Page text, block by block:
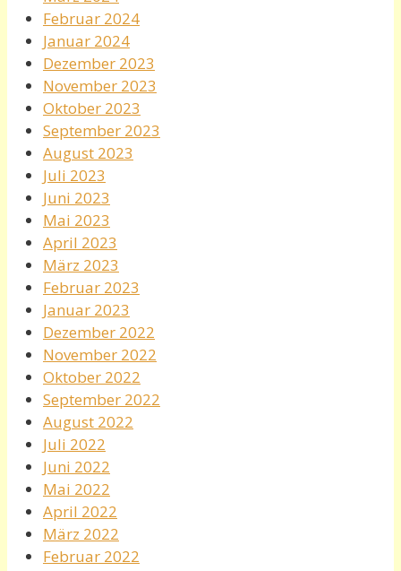
Februar 2024
Januar 2024
Dezember 2023
November 2023
Oktober 2023
September 2023
August 2023
Juli 2023
Juni 2023
Mai 2023
April 2023
März 2023
Februar 2023
Januar 2023
Dezember 2022
November 2022
Oktober 2022
September 2022
August 2022
Juli 2022
Juni 2022
Mai 2022
April 2022
März 2022
Februar 2022